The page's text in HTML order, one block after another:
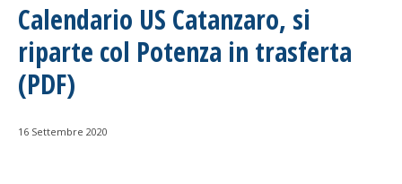
Calendario US Catanzaro, si
riparte col Potenza in trasferta
(PDF)
16 Settembre 2020